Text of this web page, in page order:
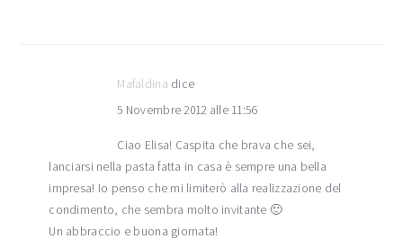
Mafaldina dice
5 Novembre 2012 alle 11:56
Ciao Elisa! Caspita che brava che sei,
lanciarsi nella pasta fatta in casa è sempre una bella
impresa! Io penso che mi limiterò alla realizzazione del
condimento, che sembra molto invitante 🙂
Un abbraccio e buona giornata!